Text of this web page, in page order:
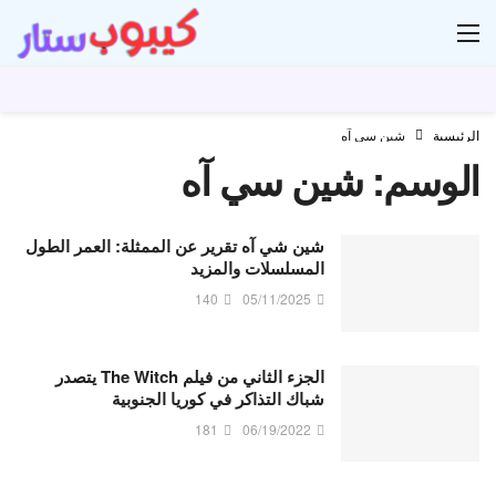
الرئيسية شين سي آه
الوسم:شين سي آه
شين شي آه تقرير عن الممثلة: العمر الطول
المسلسلات والمزيد
05/11/2025
140
الجزء الثاني من فيلم The Witch يتصدر
شباك التذاكر في كوريا الجنوبية
06/19/2022
181